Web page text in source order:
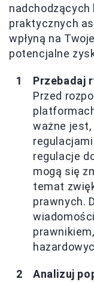
nadchodzących
praktycznych
wpłyną na
potencjalne
Przebadaj
Przed
ważne jest,
regulacje
mogą się
temat
prawnych.
Analizuj